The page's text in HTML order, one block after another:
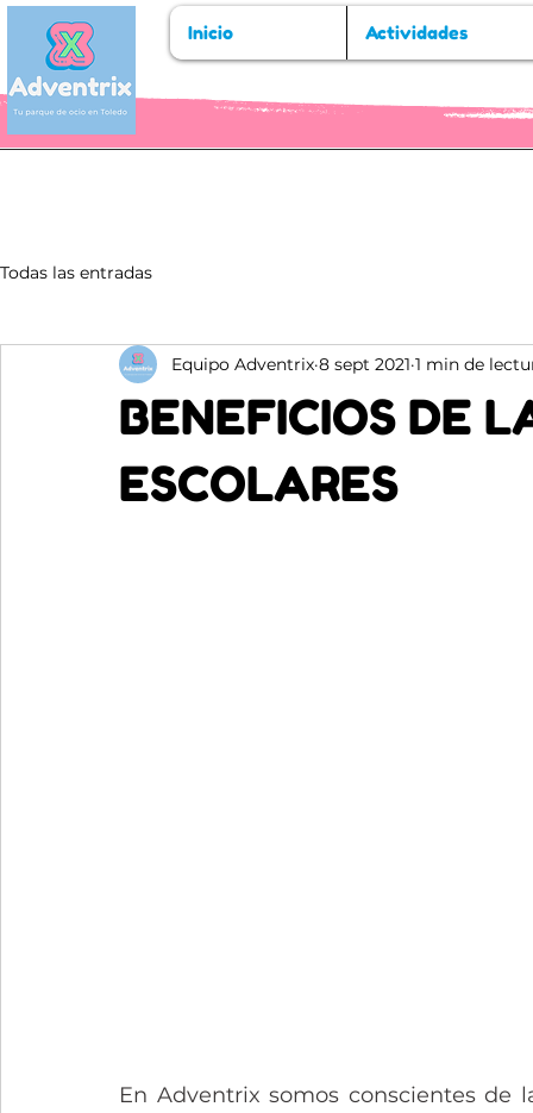
Inicio Actividades
Todas las entradas
BENEFICIOS DE
ESCOLARES
Equipo Adventrix 8 sept 2021 1 min de
En Adventrix somos conscientes de